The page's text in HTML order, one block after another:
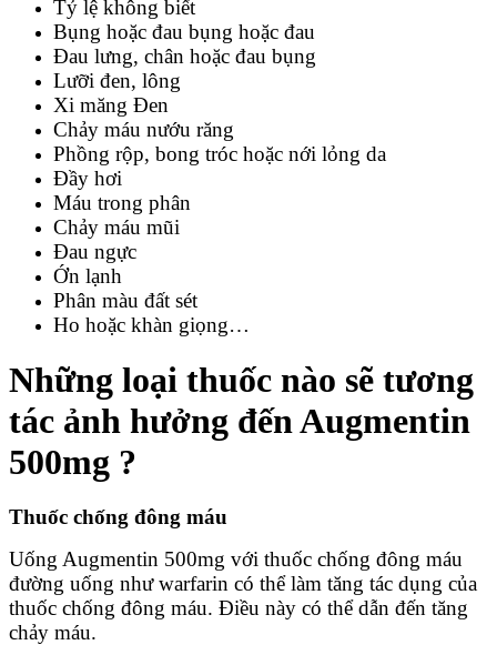
Tỷ lệ không biết
Bụng hoặc đau bụng hoặc đau
Đau lưng, chân hoặc đau bụng
Lưỡi đen, lông
Xi măng Đen
Chảy máu nướu răng
Phồng rộp, bong tróc hoặc nới lỏng da
Đầy hơi
Máu trong phân
Chảy máu mũi
Đau ngực
Ớn lạnh
Phân màu đất sét
Ho hoặc khàn giọng…
Những loại thuốc nào sẽ tương
tác ảnh hưởng đến Augmentin
500mg ?
Thuốc chống đông máu
Uống Augmentin 500mg với thuốc chống đông máu
đường uống như warfarin có thể làm tăng tác dụng của
thuốc chống đông máu. Điều này có thể dẫn đến tăng
chảy máu.